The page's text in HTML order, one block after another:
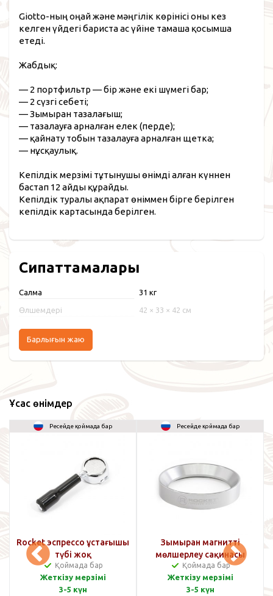
Giotto-ның оңай және мәңгілік көрінісі оны кез
келген үйдегі бариста ас үйіне тамаша қосымша
етеді.
Жабдық:
— 2 портфильтр — бір және екі шүмегі бар;
— 2 сүзгі себеті;
— Зымыран тазалағыш;
— тазалауға арналған елек (перде);
— қайнату тобын тазалауға арналған щетка;
— нұсқаулық.
Кепілдік мерзімі тұтынушы өнімді алған күннен
бастап 12 айды құрайды.
Кепілдік туралы ақпарат өніммен бірге берілген
кепілдік картасында берілген.
Сипаттамалары
Салмақ 31 кг
Өлшемдері 42 × 33 × 42 см
Барлығын жаю
Ұқсас өнімдер
Ресейде қоймада бар
Rocket эспрессо ұстағышы
түбі жоқ
Қоймада бар
Жеткізу мерзімі
3-5 күн
Ресейде қоймада бар
Зымыран магнитті
мөлшерлеу сақинасы
(трихтер) алюминий 58 мм
Қоймада бар
Жеткізу мерзімі
3-5 күн